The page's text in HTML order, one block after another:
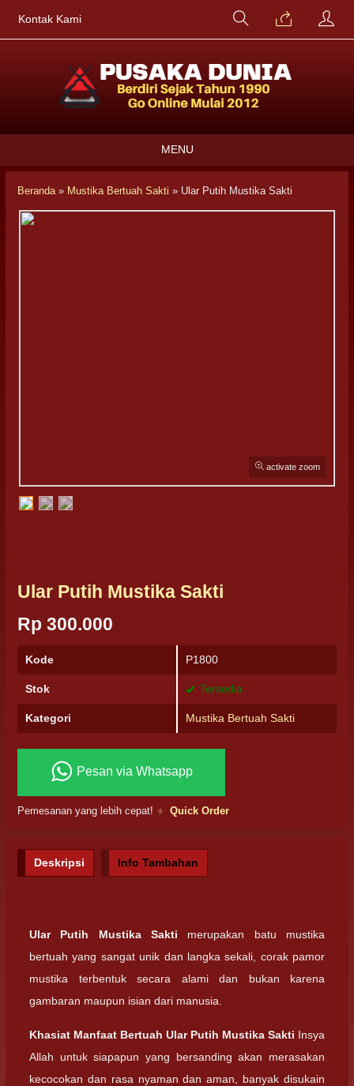
Kontak Kami
MENU
Beranda» Mustika Bertuah Sakti » Ular Putih Mustika Sakti
activate zoom
Ular Putih Mustika Sakti
Rp 300.000
Kode P1800
Stok Tersedia
Kategori Mustika Bertuah Sakti
Pesan via Whatsapp
Pemesanan yang lebih cepat! Quick Order
Deskripsi Info Tambahan
Ular Putih Mustika Sakti merupakan batu mustika
bertuah yang sangat unik dan langka sekali, corak pamor
mustika terbentuk secara alami dan bukan karena
gambaran maupun isian dari manusia.
Khasiat Manfaat Bertuah Ular Putih Mustika Sakti Insya
Allah untuk siapapun yang bersanding akan merasakan
kecocokan dan rasa nyaman dan aman, banyak disukain